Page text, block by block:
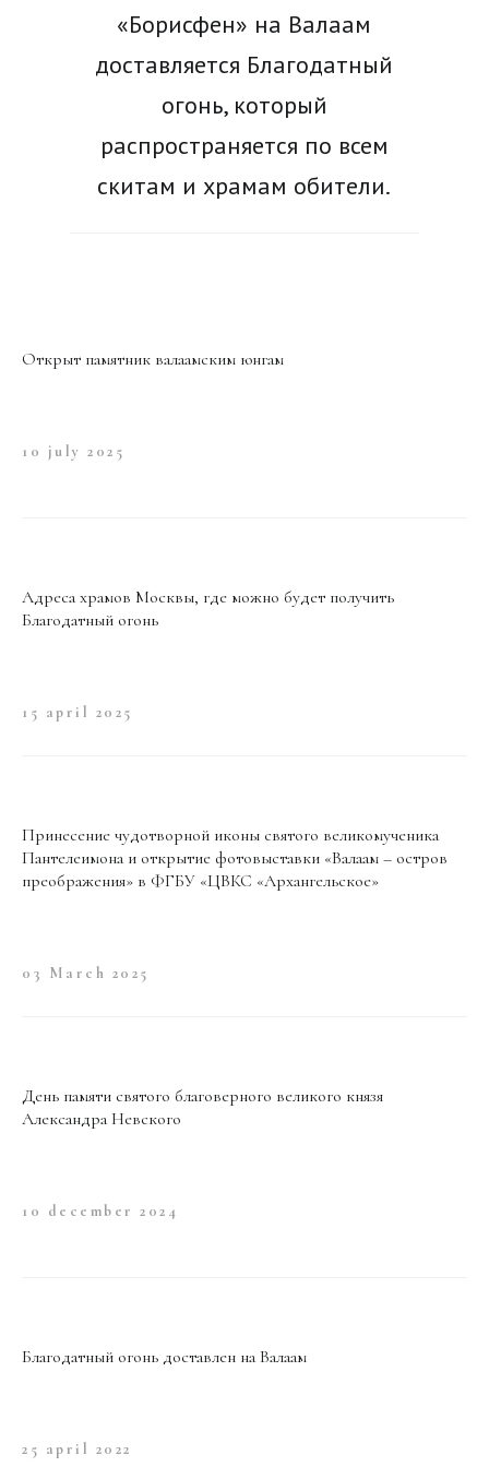
«Борисфен» на Валаам
доставляется Благодатный
огонь, который
распространяется по всем
скитам и храмам обители.
Открыт памятник валаамским юнгам
10 july 2025
Адреса храмов Москвы, где можно будет получить
Благодатный огонь
15 april 2025
Принесение чудотворной иконы святого великомученика
Пантелеимона и открытие фотовыставки «Валаам – остров
преображения» в ФГБУ «ЦВКС «Архангельское»
03 March 2025
День памяти святого благоверного великого князя
Александра Невского
10 december 2024
Благодатный огонь доставлен на Валаам
25 april 2022